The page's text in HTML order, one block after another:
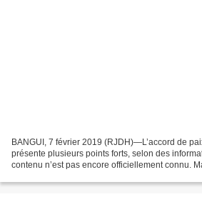
BANGUI, 7 février 2019 (RJDH)—L’accord de
présente plusieurs points forts, selon des
contenu n’est pas encore officiellement connu.